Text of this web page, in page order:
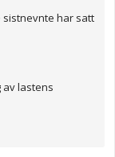
sistnevnte har satt
av lastens